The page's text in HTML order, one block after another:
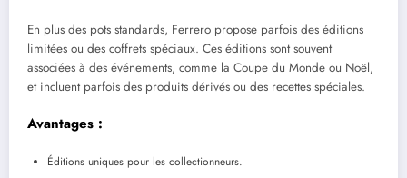
En plus des pots standards, Ferrero propose parfois des éditions
limitées ou des coffrets spéciaux. Ces éditions sont souvent
associées à des événements, comme la Coupe du Monde ou Noël,
et incluent parfois des produits dérivés ou des recettes spéciales.
Avantages :
Éditions uniques pour les collectionneurs.